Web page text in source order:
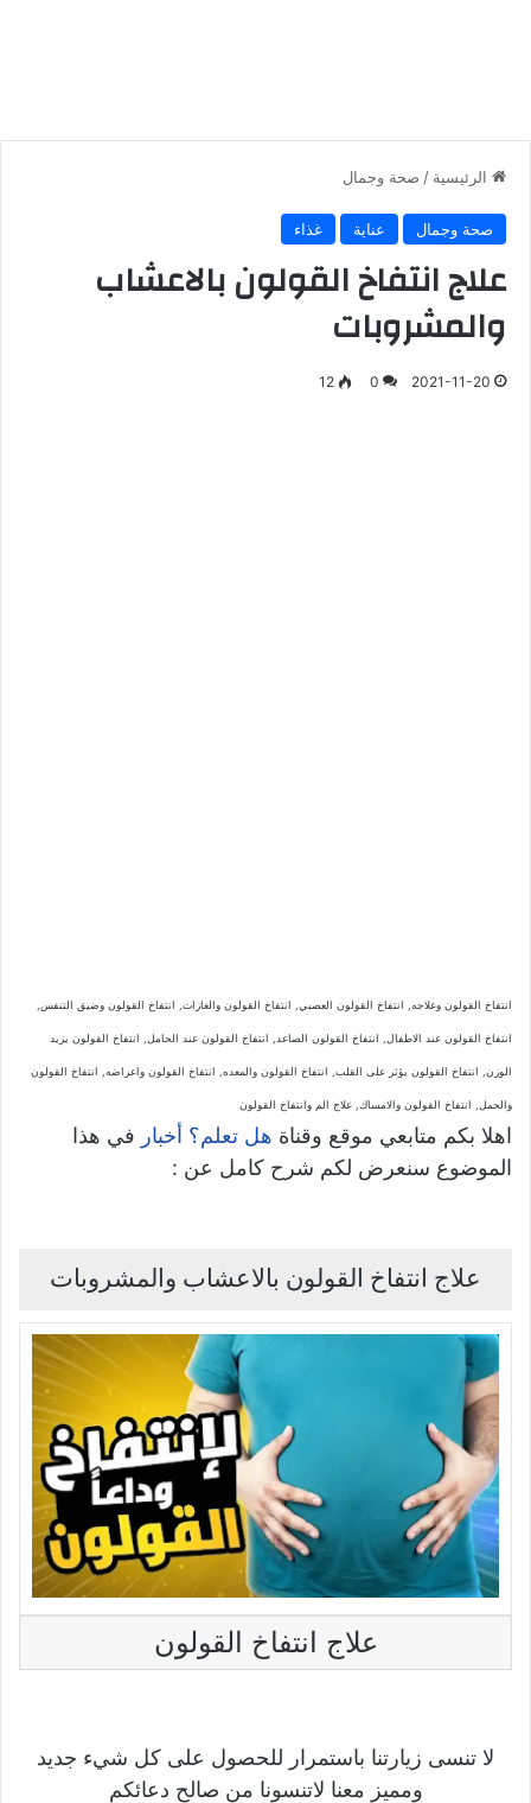
الرئيسية / صحة وجمال
صحة وجمال عناية غذاء
علاج انتفاخ القولون بالاعشاب
والمشروبات
2021-11-20
0
12
انتفاخ القولون وعلاجه, انتفاخ القولون العصبي, انتفاخ القولون والغازات, انتفاخ القولون وضيق التنفس,
انتفاخ القولون عند الاطفال, انتفاخ القولون الصاعد, انتفاخ القولون عند الحامل, انتفاخ القولون يزيد
الوزن, انتفاخ القولون يؤثر على القلب, انتفاخ القولون والمعده, انتفاخ القولون واعراضه, انتفاخ القولون
والحمل, انتفاخ القولون والامساك, علاج الم وانتفاخ القولون
اهلا بكم متابعي موقع وقناة هل تعلم؟ أخبار في هذا
الموضوع سنعرض لكم شرح كامل عن :
علاج انتفاخ القولون بالاعشاب والمشروبات
علاج انتفاخ القولون
لا تنسى زيارتنا باستمرار للحصول على كل شيء جديد
ومميز معنا لاتنسونا من صالح دعائكم